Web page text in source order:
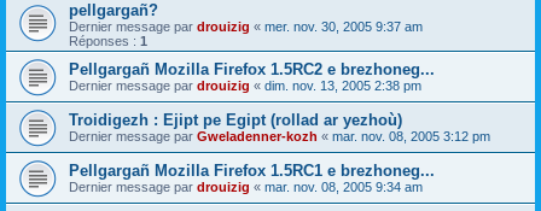
pellgargañ?
Dernier message par drouizig « mer. nov. 30, 2005 9:37 am
Réponses : 1
Pellgargañ Mozilla Firefox 1.5RC2 e brezhoneg...
Dernier message par drouizig « dim. nov. 13, 2005 2:38 pm
Troidigezh : Ejipt pe Egipt (rollad ar yezhoù)
Dernier message par Gweladenner-kozh « mar. nov. 08, 2005 3:12 pm
Pellgargañ Mozilla Firefox 1.5RC1 e brezhoneg...
Dernier message par drouizig « mar. nov. 08, 2005 9:34 am